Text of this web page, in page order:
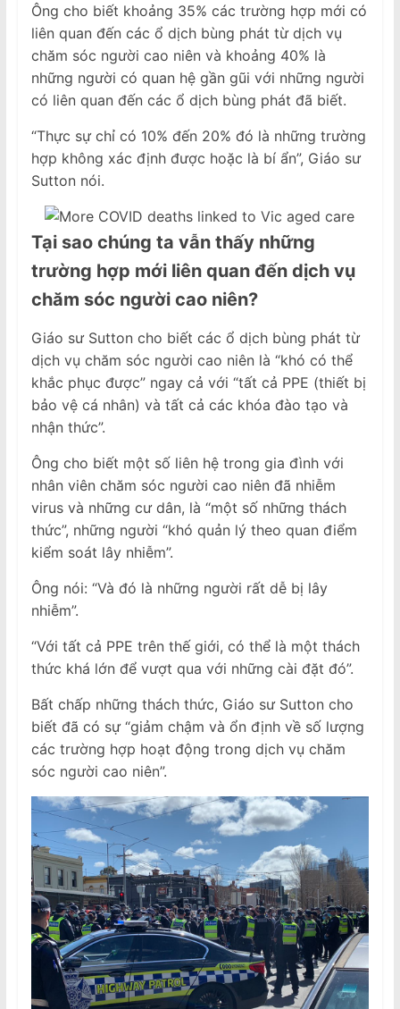
Ông cho biết khoảng 35% các trường hợp mới có
liên quan đến các ổ dịch bùng phát từ dịch vụ
chăm sóc người cao niên và khoảng 40% là
những người có quan hệ gần gũi với những người
có liên quan đến các ổ dịch bùng phát đã biết.
“Thực sự chỉ có 10% đến 20% đó là những trường
hợp không xác định được hoặc là bí ẩn”, Giáo sư
Sutton nói.
Tại sao chúng ta vẫn thấy những
trường hợp mới liên quan đến dịch vụ
chăm sóc người cao niên?
Giáo sư Sutton cho biết các ổ dịch bùng phát từ
dịch vụ chăm sóc người cao niên là “khó có thể
khắc phục được” ngay cả với “tất cả PPE (thiết bị
bảo vệ cá nhân) và tất cả các khóa đào tạo và
nhận thức”.
Ông cho biết một số liên hệ trong gia đình với
nhân viên chăm sóc người cao niên đã nhiễm
virus và những cư dân, là “một số những thách
thức”, những người “khó quản lý theo quan điểm
kiểm soát lây nhiễm”.
Ông nói: “Và đó là những người rất dễ bị lây
nhiễm”.
“Với tất cả PPE trên thế giới, có thể là một thách
thức khá lớn để vượt qua với những cài đặt đó”.
Bất chấp những thách thức, Giáo sư Sutton cho
biết đã có sự “giảm chậm và ổn định về số lượng
các trường hợp hoạt động trong dịch vụ chăm
sóc người cao niên”.